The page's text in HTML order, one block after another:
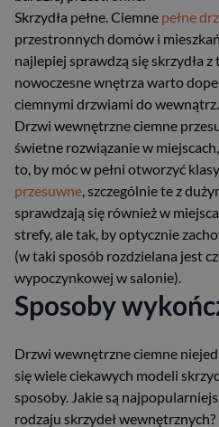
Skrzydła pełne. Ciemne pełne
przestronnych domów i
najlepiej sprawdzą się skrzydła
nowoczesne wnętrza warto
ciemnymi drzwiami do wewnątrz.
Drzwi wewnętrzne ciemne
świetne rozwiązanie w
to, by móc w pełni otworzyć
przesuwne, szczególnie te z
sprawdzają się również w
strefy, ale tak, by optycznie
(w taki sposób rozdzielana jest
wypoczynkowej w salonie).
Sposoby
Drzwi wewnętrzne ciemne
się wiele ciekawych modeli
sposoby. Jakie są
rodzaju skrzydeł wewnętrznych?